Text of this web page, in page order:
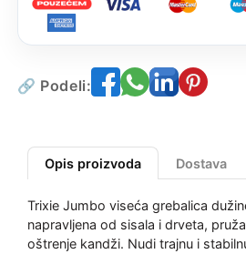
🔗 Podeli:
Opis proizvoda Dostava
Trixie Jumbo viseća grebalica
napravljena od sisala i drveta,
oštrenje kandži. Nudi trajnu i